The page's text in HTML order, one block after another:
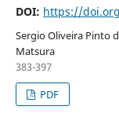
DOI: https://
Sergio Oliveira Pinto
Matsura
383-397
PDF